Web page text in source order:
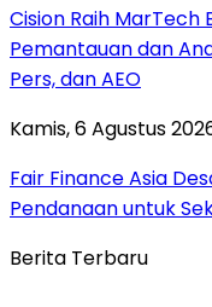
Cision Raih
Pemantauan dan
Pers, dan AEO
Kamis, 6 Agustus
Fair Finance Asia
Pendanaan untuk
Berita Terbaru